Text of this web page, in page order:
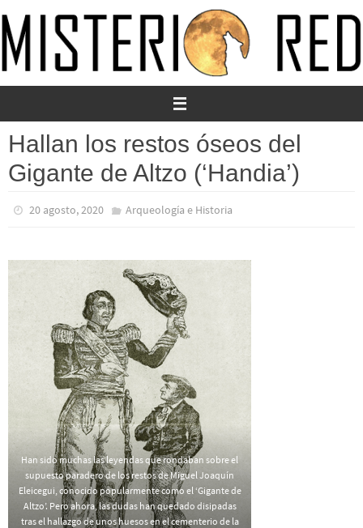
al
contenido
Hallan los restos óseos del
Gigante de Altzo (‘Handia’)
20 agosto, 2020 Arqueología e Historia
Han sido muchas las leyendas que rondaban sobre el
supuesto paradero de los restos de Miguel Joaquín
Eleicegui, conocido popularmente como el ‘Gigante de
Altzo’. Pero ahora, las dudas han quedado disipadas
tras el hallazgo de unos huesos en el cementerio de la